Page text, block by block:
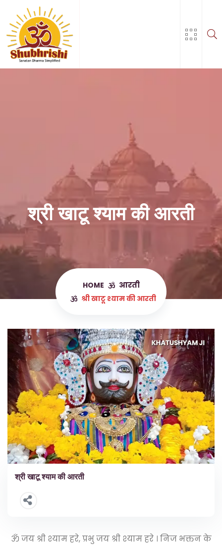
content
श्री खाटू श्याम की आरती
HOME
श्री खाटू श्याम की आरती
श्री खाटू श्याम की आरती
ॐ जय श्री श्याम हरे, प्रभु जय श्री श्याम हरे । निज भक्तन के